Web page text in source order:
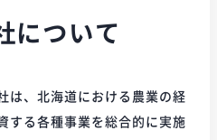
について
は、北海道における農業の経
する各種事業を総合的に実施